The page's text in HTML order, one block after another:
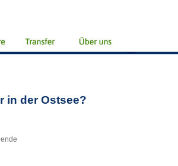
in der Ostsee?